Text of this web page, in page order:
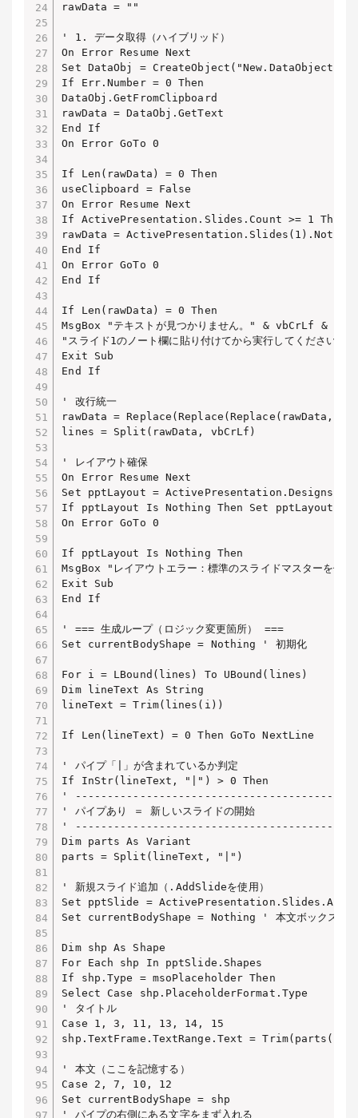
rawData = ""
' 1. データ取得（ハイブリッド）
On Error Resume Next
Set DataObj = CreateObject("New.DataObject")
If Err.Number = 0 Then
DataObj.GetFromClipboard
rawData = DataObj.GetText
End If
On Error GoTo 0
If Len(rawData) = 0 Then
useClipboard = False
On Error Resume Next
If ActivePresentation.Slides.Count >= 1 Then
rawData =
End If
On Error GoTo 0
End If
If Len(rawData) = 0 Then
MsgBox "テキストが見つかりません。" & vbCrLf & _
"スライド1のノート欄に貼り付けてから実行してくださ
Exit Sub
End If
' 改行統一
rawData =
lines = Split(rawData, vbCrLf)
' レイアウト確保
On Error Resume Next
Set pptLayout =
If pptLayout Is Nothing Then Set pptLayout =
On Error GoTo 0
If pptLayout Is Nothing Then
MsgBox "レイアウトエラー：標準のスライドマスターを
Exit Sub
End If
' === 生成ループ（ロジック変更箇所） ===
Set currentBodyShape = Nothing ' 初期化
For i = LBound(lines) To UBound(lines)
Dim lineText As String
lineText = Trim(lines(i))
If Len(lineText) = 0 Then GoTo NextLine
' パイプ「|」が含まれているか判定
If InStr(lineText, "|") > 0 Then
'
' パイプあり ＝ 新しいスライドの開始
'
Dim parts As Variant
parts = Split(lineText, "|")
' 新規スライド追加（.AddSlideを使用）
Set pptSlide =
Set currentBodyShape = Nothing ' 本文ボックスの記
Dim shp As Shape
For Each shp In pptSlide.Shapes
If shp.Type = msoPlaceholder Then
Select Case shp.PlaceholderFormat.Type
' タイトル
Case 1, 3, 11, 13, 14, 15
shp.TextFrame.TextRange.Text = Trim(parts(0))
' 本文（ここを記憶する）
Case 2, 7, 10, 12
Set currentBodyShape = shp
' パイプの右側にある文字をまず入れる